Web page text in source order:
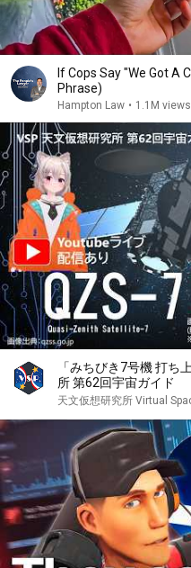
If Cops Say "We Got A
Phrase)
Hampton Law • 1.1M views
「みちびき7号機 打ち
所 第62回宇宙ガイド
天文仮想研究所 Virtual